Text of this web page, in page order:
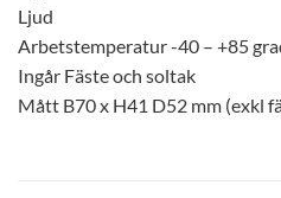
Ljud
Arbetstemperatur -40 – +85
Ingår Fäste och soltak
Mått B70 x H41 D52 mm (exkl